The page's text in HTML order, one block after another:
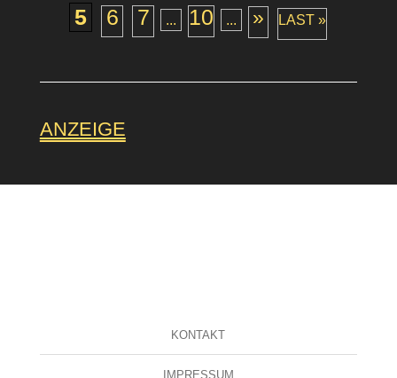
5
6 7 ... 10 ... » LAST »
ANZEIGE
KONTAKT
IMPRESSUM